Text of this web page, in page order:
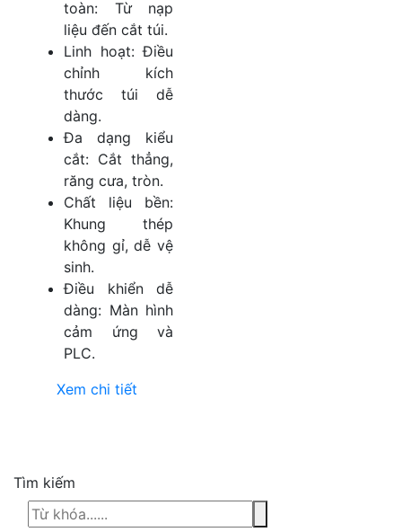
toàn: Từ nạp
liệu đến cắt túi.
Linh hoạt: Điều
chỉnh kích
thước túi dễ
dàng.
Đa dạng kiểu
cắt: Cắt thẳng,
răng cưa, tròn.
Chất liệu bền:
Khung thép
không gỉ, dễ vệ
sinh.
Điều khiển dễ
dàng: Màn hình
cảm ứng và
PLC.
Xem chi tiết
Tìm kiếm